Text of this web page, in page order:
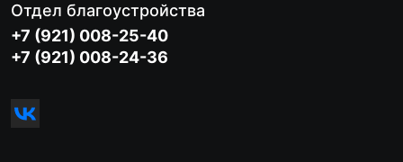
Отдел благоустройства
+7 (921) 008-25-40
+7 (921) 008-24-36